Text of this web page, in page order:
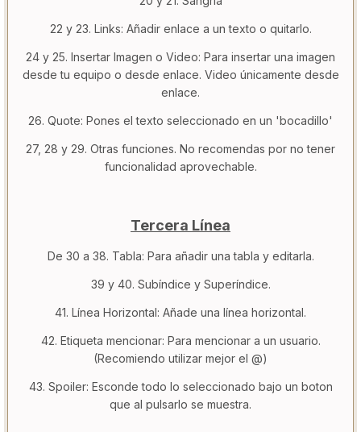
22 y 23. Links: Añadir enlace a un texto o quitarlo.
24 y 25. Insertar Imagen o Video: Para insertar una imagen
desde tu equipo o desde enlace. Video únicamente desde
enlace.
26. Quote: Pones el texto seleccionado en un 'bocadillo'
27, 28 y 29. Otras funciones. No recomendas por no tener
funcionalidad aprovechable.
Tercera Línea
De 30 a 38. Tabla: Para añadir una tabla y editarla.
39 y 40. Subíndice y Superíndice.
41. Línea Horizontal: Añade una línea horizontal.
42. Etiqueta mencionar: Para mencionar a un usuario.
(Recomiendo utilizar mejor el @)
43. Spoiler: Esconde todo lo seleccionado bajo un boton
que al pulsarlo se muestra.